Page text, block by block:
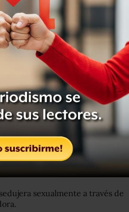
de ese grupo.
hackeó
mi cuenta, que
página de Facebook, en
contactos, sus fotos
si podía pagar.
Parecía enojado”, recuerda
sexualmente a través de